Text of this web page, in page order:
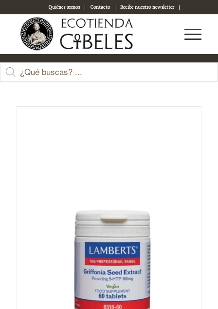
Quiénes somos Contacto
Recibe nuestro newsletter
Acceso a tu cuenta
Tienda